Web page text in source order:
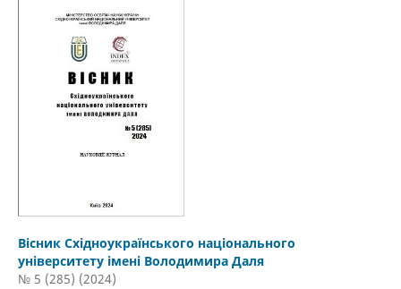
Вісник Східноукраїнського національного
університету імені Володимира Даля
№ 5 (285) (2024)